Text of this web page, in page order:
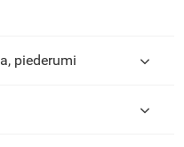
piederumi